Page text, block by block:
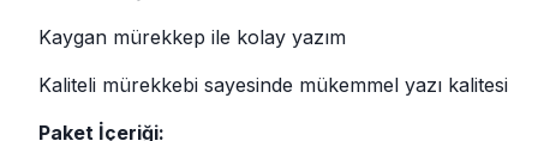
Kaygan mürekkep ile kolay yazım
Kaliteli mürekkebi sayesinde mükemmel yazı kalitesi
Paket İçeriği: